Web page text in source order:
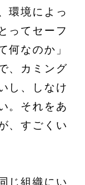
環境によっ
ってセーフ
何なのか」
、カミング
し、しなけ
。それをあ
、すごくい
じ組織にい